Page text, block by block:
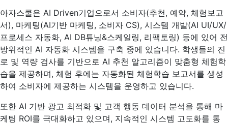
아자스쿨은 AI Driven기업으로서 소비자(추천, 예약, 체험보고
서), 마케팅(AI기반 마케팅, 소비자 CS), 시스템 개발(AI UI/UX/
프로세스 자동화, AI DB튜닝&스케일링, 리팩토링) 등에 있어 전
방위적인 AI 자동화 시스템을 구축 중에 있습니다. 학생들의 진
로 및 역량 검사를 기반으로 AI 추천 알고리즘이 맞춤형 체험학
습을 제공하며, 체험 후에는 자동화된 체험학습 보고서를 생성
하여 소비자에 제공하는 시스템을 운영하고 있습니다.
또한 AI 기반 광고 최적화 및 고객 행동 데이터 분석을 통해 마
케팅 ROI를 극대화하고 있으며, 지속적인 시스템 고도화를 통